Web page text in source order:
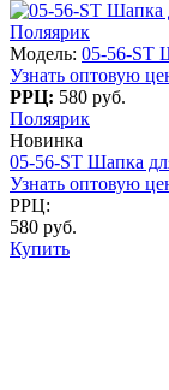
Поляярик
Модель: 05-56-ST
Узнать оптовую
РРЦ: 580 руб.
Поляярик
Новинка
05-56-ST Шапка
Узнать оптовую
РРЦ:
580 руб.
Купить